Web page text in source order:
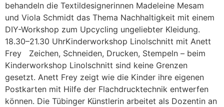
behandeln die Textildesignerinnen Madeleine Mesam
und Viola Schmidt das Thema Nachhaltigkeit mit einem
DIY-Workshop zum Upcycling ungeliebter Kleidung.
18.30–21.30 UhrKinderworkshop Linolschnitt mit Anett
Frey Zeichen, Schneiden, Drucken, Stempeln – beim
Kinderworkshop Linolschnitt sind keine Grenzen
gesetzt. Anett Frey zeigt wie die Kinder ihre eigenen
Postkarten mit Hilfe der Flachdrucktechnik entwerfen
können. Die Tübinger Künstlerin arbeitet als Dozentin an